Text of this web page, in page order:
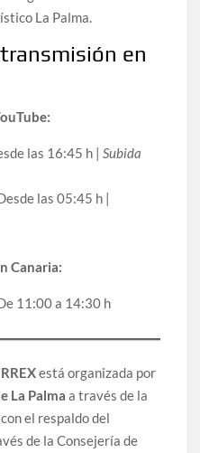
La Palma.
en
las 16:45 h | Subida
las 05:45 h |
Canaria:
11:00 a 14:30 h
está organizada por
La Palma a través de la
, con el respaldo del
de la Consejería de